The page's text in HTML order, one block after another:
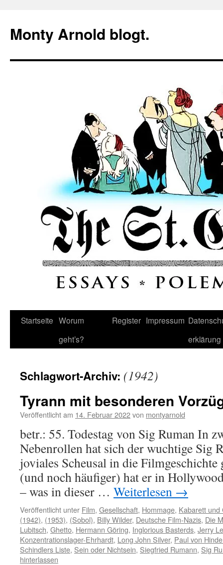
springen
Monty Arnold blogt.
Startseite Worum
geht’s?
Register Impressum
erklärung
Schlagwort-Archiv: (1942)
Tyrann mit besonderen
Veröffentlicht am 14. Februar 2022von montyarnold
betr.: 55. Todestag von Sig Ruman In
Nebenrollen hat sich der wuchtige Sig
joviales Scheusal in die
(und noch häufiger) hat er in
– was in dieser … Weiterlesen →
Veröffentlicht unter Film, Gesellschaft, Hommage, Kabarett und
(1942), (1953), (Sobol), Billy Wilder, Deutsche Film-Nazis, Die
Lubitsch, Ghetto, Hermann Göring, Inglorious Basterds, Jerry
Konzentrationslager-Ehrhardt, Long John Silver, Paul von
Schindlers Liste, Sein oder Nichtsein, Siegfried Rumann, Sig
hinterlassen